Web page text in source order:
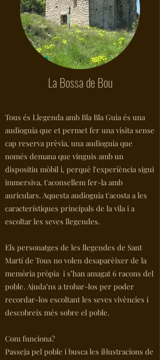
La Bossa de Bou
Tous és Llegenda amb Bla Bla Guia és una
audioguia que et permet fer una visita sense
cap reserva prèvia, una audioguia que
només demana que vinguis amb un
dispositiu mòbil i, perquè l'experiència sigui
immersiva, t'aconsellem fer-la amb
auriculars. Aquesta audioguia t'acosta a les
característiques principals de la vila i a
escoltar les seves llegendes.
Els personatges de les llegendes de Sant
Martí de Tous no volen desaparèixer de la
memòria pròpia i s’han amagat 6 racons del
poble. Ajuda’ns a trobar-los per poder
recordar-los escoltant les seves vivències i
descobreix més sobre el poble.
Com funciona?
Passeja pel poble i busca les il·lustracions de